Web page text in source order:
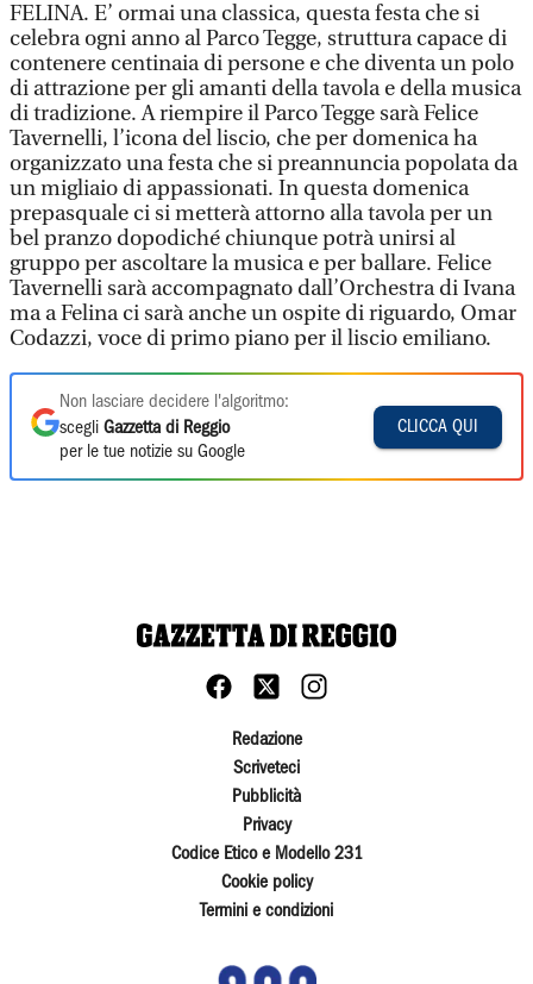
FELINA. E’ ormai una classica, questa festa che si
celebra ogni anno al Parco Tegge, struttura capace di
contenere centinaia di persone e che diventa un polo
di attrazione per gli amanti della tavola e della musica
di tradizione. A riempire il Parco Tegge sarà Felice
Tavernelli, l’icona del liscio, che per domenica ha
organizzato una festa che si preannuncia popolata da
un migliaio di appassionati. In questa domenica
prepasquale ci si metterà attorno alla tavola per un
bel pranzo dopodiché chiunque potrà unirsi al
gruppo per ascoltare la musica e per ballare. Felice
Tavernelli sarà accompagnato dall’Orchestra di Ivana
ma a Felina ci sarà anche un ospite di riguardo, Omar
Codazzi, voce di primo piano per il liscio emiliano.
Non lasciare decidere l'algoritmo:
scegli Gazzetta di Reggio
per le tue notizie su Google
CLICCA QUI
Redazione
Scriveteci
Pubblicità
Privacy
Codice Etico e Modello 231
Cookie policy
Termini e condizioni